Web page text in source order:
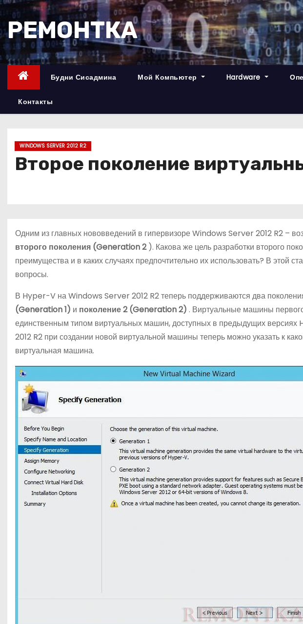
П
р
е
й
с
РЕМОНТКА
Будни Сисадмина Мой Компьютер Hardware
Контакты
WINDOWS SERVER 2012 R2
Второе поколение
Одним из главных нововведений в гипервизоре Windows Server 2012 R2 –
второго поколения (Generation 2 ). Какова же цель разработки второго
преимущества и в каких случаях предпочтительно их использовать? В этой
вопросы.
В Hyper-V на Windows Server 2012 R2 теперь поддерживаются два
(Generation 1) и поколение 2 (Generation 2) . Виртуальные машины
единственным типом виртуальных машин, доступных в предыдущих
2012 R2 при создании новой виртуальной машины теперь можно указать к
виртуальная машина.